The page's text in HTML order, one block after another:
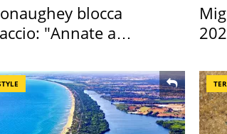
blocca
"Annate a